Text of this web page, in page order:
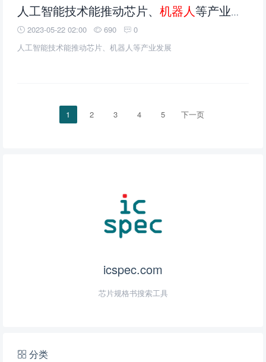
人工智能技术能推动芯片、 机器人等产业发展
2023-05-22 02:00 690
0
人工智能技术能推动芯片、机器人等产业发展
1 2 3 4 5 下一页
icspec.com
芯片规格书搜索工具
分类